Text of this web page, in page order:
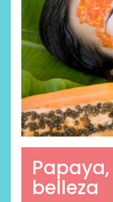
belleza